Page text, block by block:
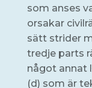
som anses
orsakar
sätt strider
tredje parts
något annat
(d) som är